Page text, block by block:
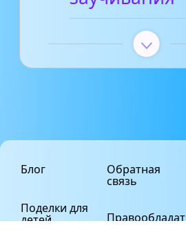
Блог
Поделки для
детей
Обратная
связь
Правообладат